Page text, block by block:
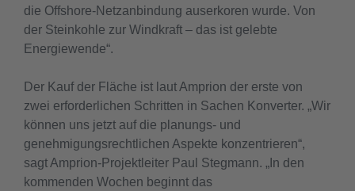
die Offshore-Netzanbindung auserkoren wurde. Von
der Steinkohle zur Windkraft – das ist gelebte
Energiewende“.
Der Kauf der Fläche ist laut Amprion der erste von
zwei erforderlichen Schritten in Sachen Konverter. „Wir
können uns jetzt auf die planungs- und
genehmigungsrechtlichen Aspekte konzentrieren“,
sagt Amprion-Projektleiter Paul Stegmann. „In den
kommenden Wochen beginnt das